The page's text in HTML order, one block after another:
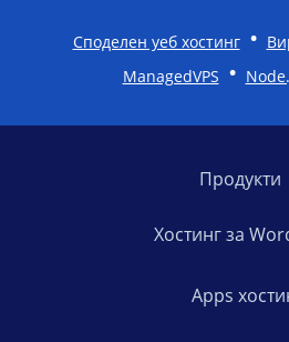
Споделен уеб хостинг •
ManagedVPS •
Продукти
Хостинг за
Apps